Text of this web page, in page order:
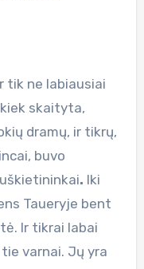
tik ne labiausiai
skaityta,
dramų, ir tikrų,
buvo
. Iki
Taueryje bent
Ir tikrai labai
varnai. Jų yra